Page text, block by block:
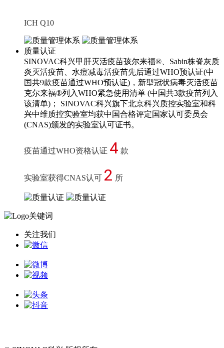
ICH Q10
质量认证
SINOVAC科兴甲肝灭活疫苗孩尔来福®、Sabin株脊灰质
炎灭活疫苗、水痘减毒活疫苗先后通过WHO预认证(中
国共9款疫苗通过WHO预认证)，新型冠状病毒灭活疫苗
克尔来福®列入WHO紧急使用清单 (中国共3款疫苗列入
该清单)； SINOVAC科兴旗下北京科兴质控实验室和科
兴中维质控实验室均获中国合格评定国家认可委员会
(CNAS)颁发的实验室认可证书。
疫苗通过WHO资格认证 4 款
实验室获得CNAS认可 2 所
关注我们